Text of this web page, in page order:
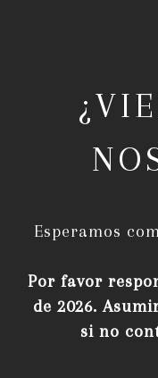
Esperamos
Por favor
de 2026.
si no